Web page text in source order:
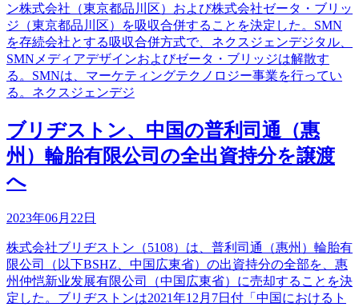
ン株式会社（東京都品川区）および株式会社ゼータ・ブリッ
ジ（東京都品川区）を吸収合併することを決定した。SMN
を存続会社とする吸収合併方式で、ネクスジェンデジタル、
SMNメディアデザインおよびゼータ・ブリッジは解散す
る。SMNは、マーケティングテクノロジー事業を行ってい
る。ネクスジェンデジ
ブリヂストン、中国の普利司通（惠
州）輪胎有限公司の全出資持分を譲渡
へ
2023年06月22日
株式会社ブリヂストン（5108）は、普利司通（惠州）輪胎有
限公司（以下BSHZ、中国広東省）の出資持分の全部を、惠
州仲恺新业发展有限公司（中国広東省）に売却することを決
定した。ブリヂストンは2021年12月7日付「中国におけるト